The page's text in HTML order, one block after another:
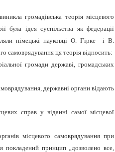
громадівська теорія місцевого
була ідея суспільства як федерації
німецькі науковці О. Гірке і В.
самоврядування ця теорія відносить:
громади державі, громадських
державні органи відають
справ у віданні самої місцевої
місцевого самоврядування при
покладений принцип „дозволено все,